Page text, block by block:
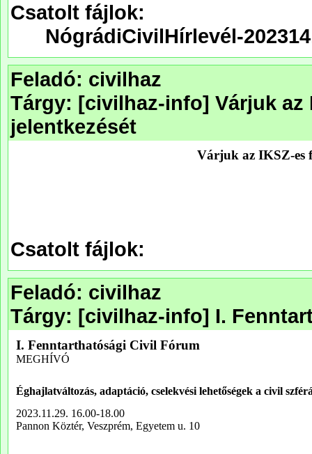
Csatolt fájlok:
NógrádiCivilHírlevél-
Feladó: civilhaz
Tárgy: [civilhaz-info] Várjuk az
jelentkezését
Csatolt fájlok:
Feladó: civilhaz
Tárgy: [civilhaz-info] I.